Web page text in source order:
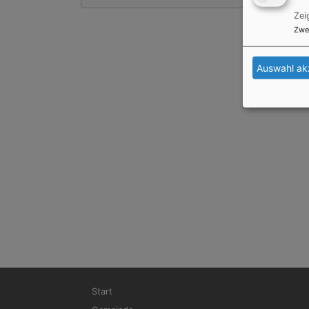
Hauptnavigation
Start
Auswahl